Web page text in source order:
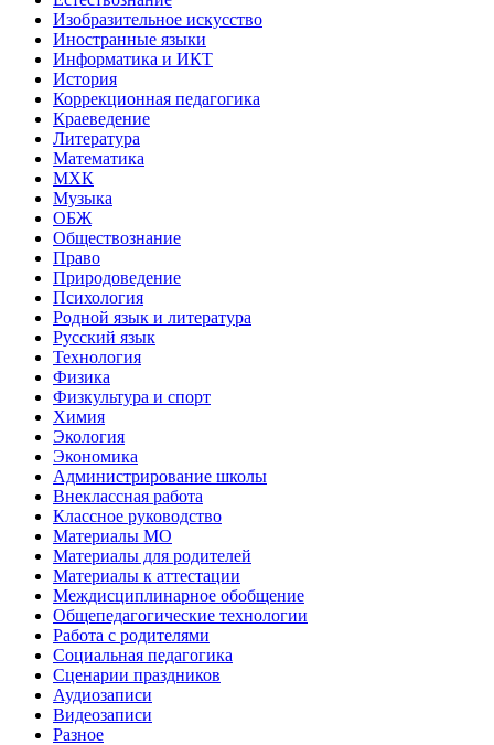
Изобразительное искусство
Иностранные языки
Информатика и ИКТ
История
Коррекционная педагогика
Краеведение
Литература
Математика
МХК
Музыка
ОБЖ
Обществознание
Право
Природоведение
Психология
Родной язык и литература
Русский язык
Технология
Физика
Физкультура и спорт
Химия
Экология
Экономика
Администрирование школы
Внеклассная работа
Классное руководство
Материалы МО
Материалы для родителей
Материалы к аттестации
Междисциплинарное обобщение
Общепедагогические технологии
Работа с родителями
Социальная педагогика
Сценарии праздников
Аудиозаписи
Видеозаписи
Разное